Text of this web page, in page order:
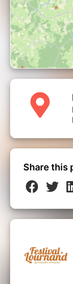
Accrochez-
Share this